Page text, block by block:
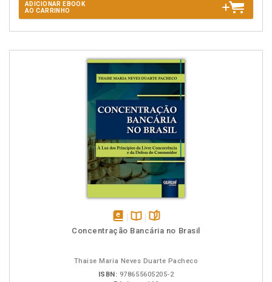
ADICIONAR EBOOK
AO CARRINHO
disponívelDisponível
páginas
Concentração Bancária no Brasil
Thaise Maria Neves Duarte Pacheco
ISBN: 978655605205-2